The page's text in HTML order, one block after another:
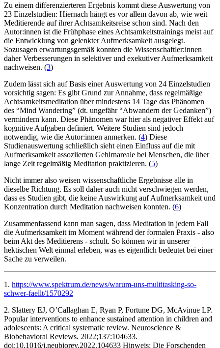
Zu einem differenzierteren Ergebnis kommt diese Auswertung von
23 Einzelstudien: Hiernach hängt es vor allem davon ab, wie weit
Meditierende auf ihrer Achtsamkeitsreise schon sind. Nach den
Autor:innen ist die Frühphase eines Achtsamkeitstrainings meist auf
die Entwicklung von gelenkter Aufmerksamkeit ausgelegt.
Sozusagen erwartungsgemäß konnten die Wissenschaftler:innen
daher Verbesserungen in selektiver und exekutiver Aufmerksamkeit
nachweisen. (3)
Zudem lässt sich auf Basis einer Auswertung von 24 Einzelstudien
vorsichtig sagen: Es gibt Grund zur Annahme, dass regelmäßige
Achtsamkeitsmeditation über mindestens 14 Tage das Phänomen
des “Mind Wandering” (dt. ungefähr “Abwandern der Gedanken”)
vermindern kann. Diese Phänomen war hier als negativer Effekt auf
kognitive Aufgaben definiert. Weitere Studien sind jedoch
notwendig, wie die Autor:innen anmerken. (4) Diese
Studienauswertung schließlich sieht einen Einfluss auf die mit
Aufmerksamkeit assoziierten Gehirnareale bei Menschen, die über
lange Zeit regelmäßig Meditation praktizieren. (5)
Nicht immer also weisen wissenschaftliche Ergebnisse alle in
dieselbe Richtung. Es soll daher auch nicht verschwiegen werden,
dass es Studien gibt, die keine Auswirkung auf Aufmerksamkeit und
Konzentration durch Meditation nachweisen konnten. (6)
Zusammenfassend kann man sagen, dass Meditation in jedem Fall
die Aufmerksamkeit im Moment während der formalen Praxis - also
beim Akt des Meditierens - schult. So können wir in unserer
hektischen Welt einmal erleben, was es eigentlich bedeutet bei einer
Sache zu verweilen.
1. https://www.spektrum.de/news/warum-uns-multitasking-so-
schwer-faellt/1570292
2. Slattery EJ, O’Callaghan E, Ryan P, Fortune DG, McAvinue LP.
Popular interventions to enhance sustained attention in children and
adolescents: A critical systematic review. Neuroscience &
Biobehavioral Reviews. 2022;137:104633.
doi:10.1016/j.neubiorev.2022.104633 ‌Hinweis: Die Forschenden